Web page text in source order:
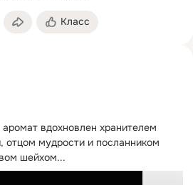
Класс
вдохновлен хранителем
отцом мудрости и посланником
шейхом...